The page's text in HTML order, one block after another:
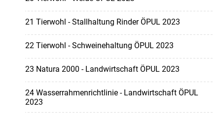
21 Tierwohl - Stallhaltung Rinder ÖPUL 2023
22 Tierwohl - Schweinehaltung ÖPUL 2023
23 Natura 2000 - Landwirtschaft ÖPUL 2023
24 Wasserrahmenrichtlinie - Landwirtschaft ÖPUL
2023